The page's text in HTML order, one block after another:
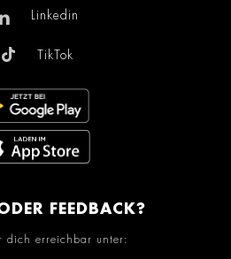
Linkedin
TikTok
FEEDBACK?
dich erreichbar unter: